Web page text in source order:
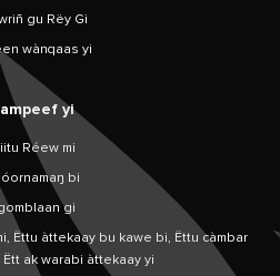
gu Rëy Gi
wànqaas yi
yi
Réew mi
bi
gi
Ëttu àttekaay bu kawe bi, Ëttu càmbar
ak warabi àttekaay yi